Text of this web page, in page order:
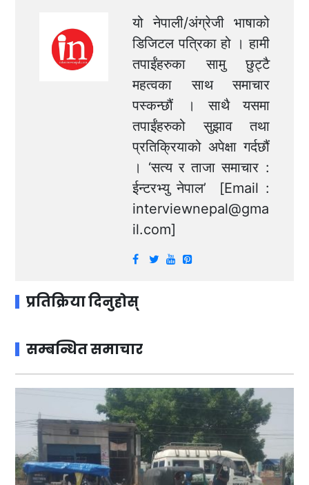
यो नेपाली/अंग्रेजी भाषाको
डिजिटल पत्रिका हो । हामी
तपाईंहरुका सामु छुट्टै
महत्वका साथ समाचार
पस्कन्छौं । साथै यसमा
तपाईंहरुको सुझाव तथा
प्रतिक्रियाको अपेक्षा गर्दछौं
। ‘सत्य र ताजा समाचार :
ईन्टरभ्यु नेपाल’ [Email :
interviewnepal@gma
il.com]
प्रतिक्रिया दिनुहोस्
सम्बन्धित समाचार